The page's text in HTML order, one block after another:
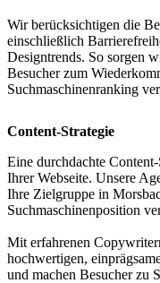
Wir berücksichtigen die
einschließlich
Designtrends. So sorgen
Besucher zum
Suchmaschinenranking
Content-Strategie
Eine durchdachte
Ihrer Webseite. Unsere
Ihre Zielgruppe in
Suchmaschinenposition
Mit erfahrenen
hochwertigen,
und machen Besucher zu